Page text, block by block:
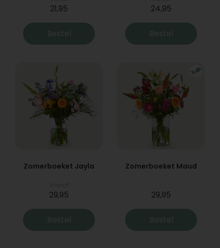
21,95
Bestel
24,95
Bestel
Zomerboeket Jayla
29,95
Bestel
Zomerboeket Maud
29,95
Bestel